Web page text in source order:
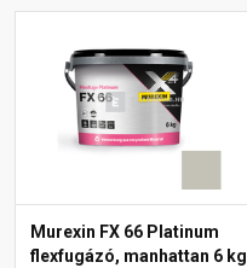
Murexin FX 66 Platinum
flexfugázó, manhattan 6 kg